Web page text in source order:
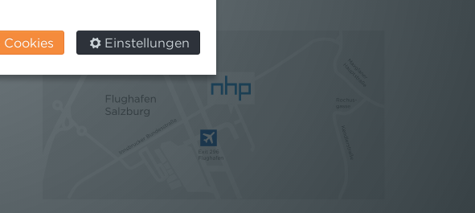
Cookies Einstellungen